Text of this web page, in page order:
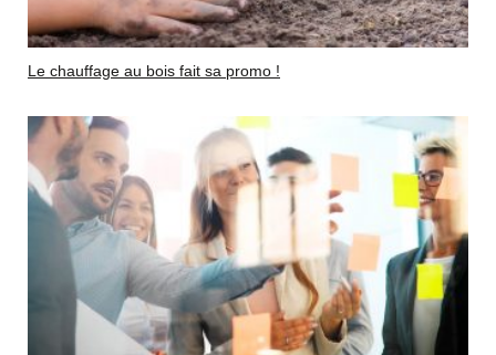
Le chauffage au bois fait sa promo !